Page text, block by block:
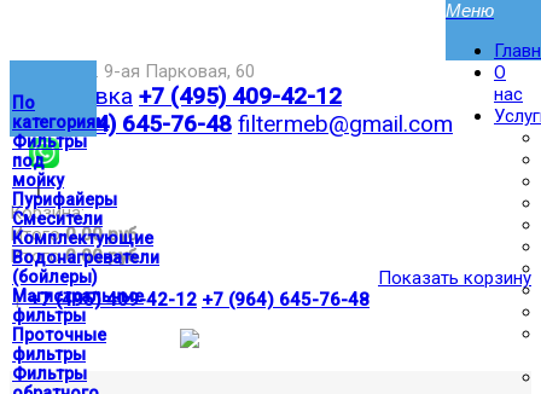
По
категориям
Фильтры
под
мойку
Пурифайеры
Смесители
Комплектующие
Водонагреватели
(бойлеры)
Магистральные
фильтры
Проточные
фильтры
Фильтры
Москва,ул. 9-ая Парковая, 60
Доставка +7 (495) 409-42-12
+7 (964) 645-76-48 filtermeb@gmail.com
|
Корзина:
Итого0.00 руб
Итого0.00 руб
Показать корзину
| +7 (495) 409-42-12 +7 (964) 645-76-48
О
нас